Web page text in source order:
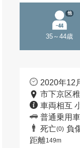
35～44歳
他
2020年12
市下京区
車両相互
普通乗用車
死亡(0) 負
距離149m